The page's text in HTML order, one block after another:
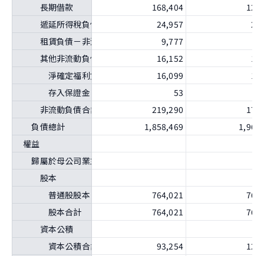
長期借款
遞延所得稅負債
租賃負債－非流動
其他非流動負債
淨確定福利負債-非流動
存入保證金
非流動負債合計
負債總計
權益
歸屬於母公司業主之權益
股本
普通股股本
股本合計
資本公積
資本公積合計
168,404
24,957
9,777
16,152
16,099
53
219,290
1,858,469
764,021
764,021
93,254